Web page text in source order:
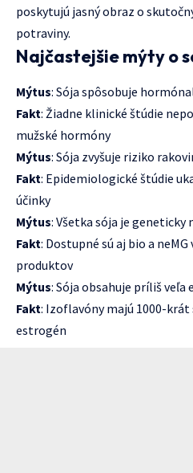
poskytujú jasný obraz o
potraviny.
Najčastejšie mýty o
Mýtus: Sója spôsobuje
Fakt: Žiadne klinické štúdie
mužské hormóny
Mýtus: Sója zvyšuje riziko
Fakt: Epidemiologické štúdie
účinky
Mýtus: Všetka sója je geneticky
Fakt: Dostupné sú aj bio a
produktov
Mýtus: Sója obsahuje príliš veľa
Fakt: Izoflavóny majú 1000-
estrogén